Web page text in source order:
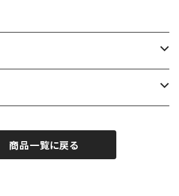
商品一覧に戻る